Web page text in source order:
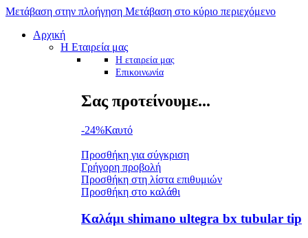
Μετάβαση στην πλοήγηση Μετάβαση στο κύριο περιεχόμενο
Αρχική
Η Εταιρεία μας
Η εταιρεία μας
Επικοινωνία
Σας προτείνουμε...
-24%Καυτό
Προσθήκη για σύγκριση
Γρήγορη προβολή
Προσθήκη στη λίστα επιθυμιών
Προσθήκη στο καλάθι
Καλάμι shimano ultegra bx tubular tip